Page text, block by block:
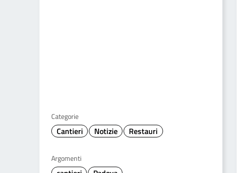
Categorie
Cantieri Notizie Restauri
Argomenti